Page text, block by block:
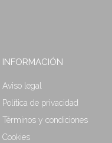
INFORMACIÓN
Aviso legal
Política de privacidad
Términos y condiciones
Cookies